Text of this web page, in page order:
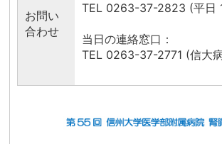
お問い
合わせ
TEL 0263-37-2823 (平日
当日の連絡窓口：
TEL 0263-37-2771 (信大